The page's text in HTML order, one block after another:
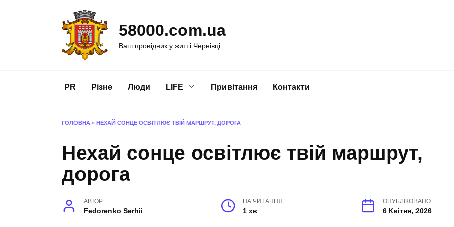
58000.com.ua
Ваш провідник у житті Чернівці
PR Різне Люди LIFE Привітання Контакти
ГОЛОВНА » НЕХАЙ СОНЦЕ ОСВІТЛЮЄ ТВІЙ МАРШРУТ, ДОРОГА
Нехай сонце освітлює твій маршрут,
дорога
АВТОР
Fedorenko Serhii
НА ЧИТАННЯ
1 хв
ОПУБЛІКОВАНО
6 Квітня, 2026